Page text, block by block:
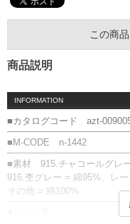
この商
商品説明
INFORMATION
■カタログコード azt-
■M-CODE n-1442
■素材 915.チャコールグレ
916.杢グレー = 綿95%、レ
その他 = 綿100%